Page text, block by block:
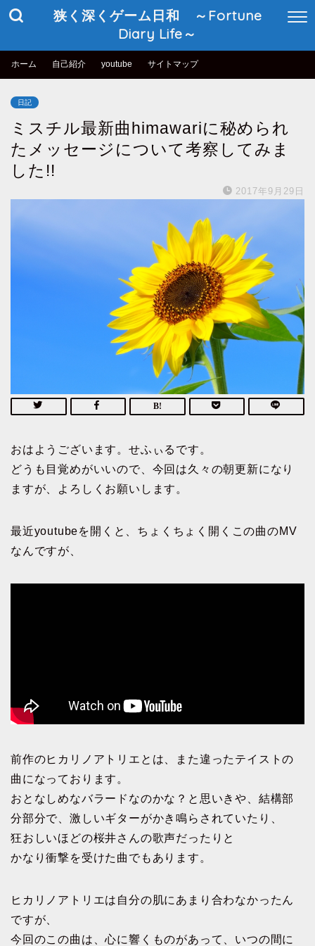
狭く深くゲーム日和 ～Fortune
Diary Life～
ホーム 自己紹介 youtube サイトマップ
日記
ミスチル最新曲himawariに秘められ
たメッセージについて考察してみま
した!!
2017年9月29日
おはようございます。せふぃるです。
どうも目覚めがいいので、今回は久々の朝更新になり
ますが、よろしくお願いします。
最近youtubeを開くと、ちょくちょく開くこの曲のMV
なんですが、
前作のヒカリノアトリエとは、また違ったテイストの
曲になっております。
おとなしめなバラードなのかな？と思いきや、結構部
分部分で、激しいギターがかき鳴らされていたり、
狂おしいほどの桜井さんの歌声だったりと
かなり衝撃を受けた曲でもあります。
ヒカリノアトリエは自分の肌にあまり合わなかったん
ですが、
今回のこの曲は、心に響くものがあって、いつの間に